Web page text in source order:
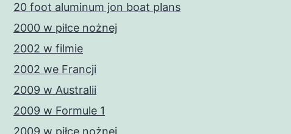
20 foot aluminum jon boat plans
2000 w piłce nożnej
2002 w filmie
2002 we Francji
2009 w Australii
2009 w Formule 1
2009 w piłce nożnej